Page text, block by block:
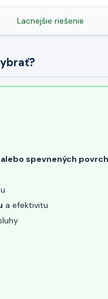
Lacnejšie riešenie
spevnených
a efektivitu